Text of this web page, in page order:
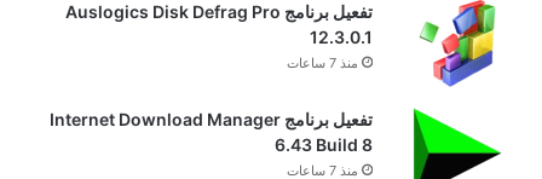
تفعيل برنامج Auslogics Disk Defrag Pro
12.3.0.1
منذ 7 ساعات
تفعيل برنامج Internet Download Manager
6.43 Build 8
منذ 7 ساعات